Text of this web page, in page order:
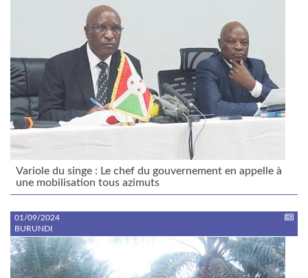
Variole du singe : Le chef du gouvernement en appelle à
une mobilisation tous azimuts
01/09/2024
BURUNDI